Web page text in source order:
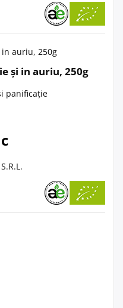
și in auriu, 250g
panificație